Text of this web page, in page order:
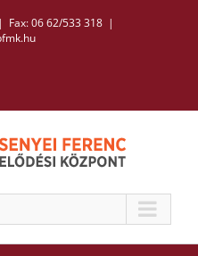
06 62/533 318 |